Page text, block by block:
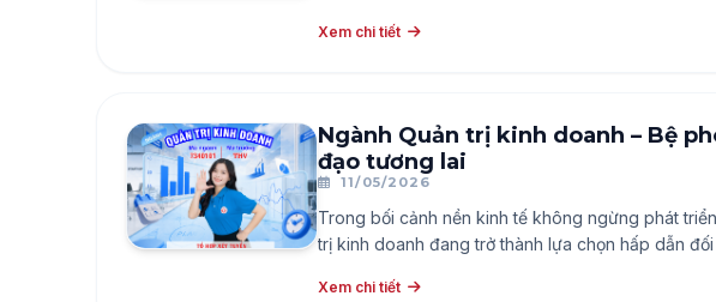
Xem chi tiết
Ngành Quản trị kinh doanh – Bệ
đạo tương lai
11/05/2026
Trong bối cảnh nền kinh tế không ngừng phát
trị kinh doanh đang trở thành lựa chọn hấp dẫn
Xem chi tiết